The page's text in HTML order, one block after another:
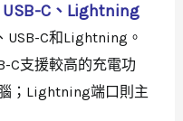
C、Lightning
USB-C和Lightning。
C支援較高的充電功
；Lightning端口則主